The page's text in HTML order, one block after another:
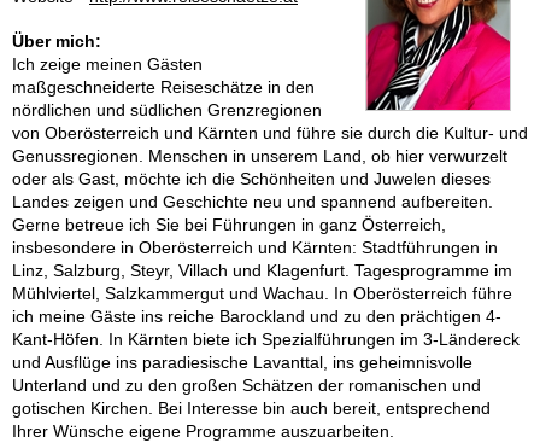
Über mich:
Ich zeige meinen Gästen
maßgeschneiderte Reiseschätze in den
nördlichen und südlichen Grenzregionen
von Oberösterreich und Kärnten und führe sie durch die Kultur- und
Genussregionen. Menschen in unserem Land, ob hier verwurzelt
oder als Gast, möchte ich die Schönheiten und Juwelen dieses
Landes zeigen und Geschichte neu und spannend aufbereiten.
Gerne betreue ich Sie bei Führungen in ganz Österreich,
insbesondere in Oberösterreich und Kärnten: Stadtführungen in
Linz, Salzburg, Steyr, Villach und Klagenfurt. Tagesprogramme im
Mühlviertel, Salzkammergut und Wachau. In Oberösterreich führe
ich meine Gäste ins reiche Barockland und zu den prächtigen 4-
Kant-Höfen. In Kärnten biete ich Spezialführungen im 3-Ländereck
und Ausflüge ins paradiesische Lavanttal, ins geheimnisvolle
Unterland und zu den großen Schätzen der romanischen und
gotischen Kirchen. Bei Interesse bin auch bereit, entsprechend
Ihrer Wünsche eigene Programme auszuarbeiten.